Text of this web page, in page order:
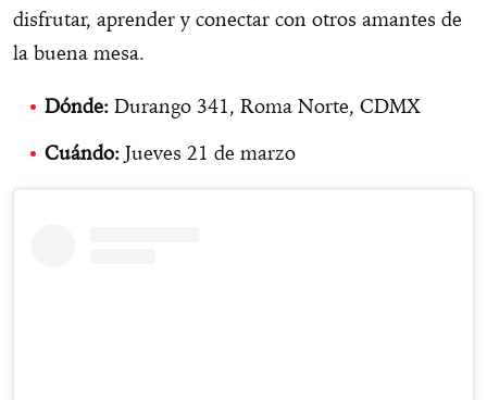
disfrutar, aprender y conectar con otros amantes de
la buena mesa.
Dónde: Durango 341, Roma Norte, CDMX
Cuándo: Jueves 21 de marzo